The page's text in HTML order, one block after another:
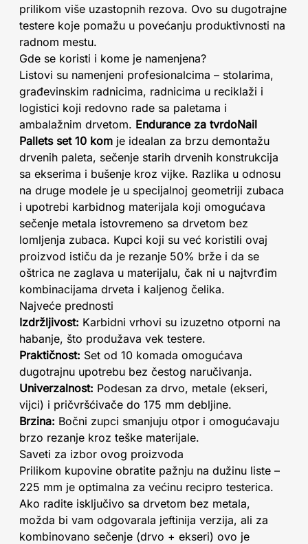
prilikom više uzastopnih rezova. Ovo su dugotrajne
testere koje pomažu u povećanju produktivnosti na
radnom mestu.
Gde se koristi i kome je namenjena?
Listovi su namenjeni profesionalcima – stolarima,
građevinskim radnicima, radnicima u reciklaži i
logistici koji redovno rade sa paletama i
ambalažnim drvetom. Endurance za tvrdoNail
Pallets set 10 kom je idealan za brzu demontažu
drvenih paleta, sečenje starih drvenih konstrukcija
sa ekserima i bušenje kroz vijke. Razlika u odnosu
na druge modele je u specijalnoj geometriji zubaca
i upotrebi karbidnog materijala koji omogućava
sečenje metala istovremeno sa drvetom bez
lomljenja zubaca. Kupci koji su već koristili ovaj
proizvod ističu da je rezanje 50% brže i da se
oštrica ne zaglava u materijalu, čak ni u najtvrđim
kombinacijama drveta i kaljenog čelika.
Najveće prednosti
Izdržljivost: Karbidni vrhovi su izuzetno otporni na
habanje, što produžava vek testere.
Praktičnost: Set od 10 komada omogućava
dugotrajnu upotrebu bez čestog naručivanja.
Univerzalnost: Podesan za drvo, metale (ekseri,
vijci) i pričvršćivače do 175 mm debljine.
Brzina: Bočni zupci smanjuju otpor i omogućavaju
brzo rezanje kroz teške materijale.
Saveti za izbor ovog proizvoda
Prilikom kupovine obratite pažnju na dužinu liste –
225 mm je optimalna za većinu recipro testerica.
Ako radite isključivo sa drvetom bez metala,
možda bi vam odgovarala jeftinija verzija, ali za
kombinovano sečenje (drvo + ekseri) ovo je